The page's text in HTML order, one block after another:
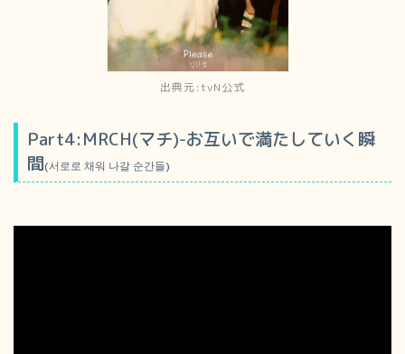
出典元:tvN公式
Part4:MRCH(マチ)-お互いで満たしていく瞬
間(서로로 채워 나갈 순간들)